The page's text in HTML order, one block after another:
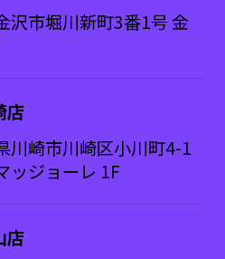
沢市堀川新町3番1号 金
店
川崎市川崎区小川町4-1
ッジョーレ 1F
店